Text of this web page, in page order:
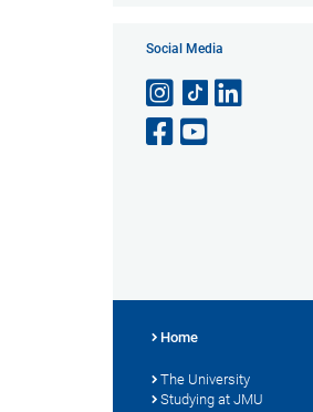
Social Media
Home
The University
Studying at JMU